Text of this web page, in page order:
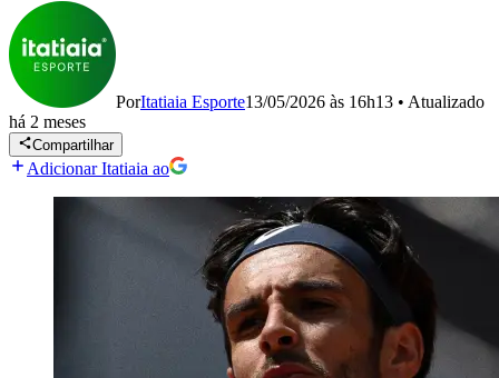
PorItatiaia Esporte13/05/2026 às 16h13 • Atualizado
há 2 meses
Compartilhar
Adicionar Itatiaia ao